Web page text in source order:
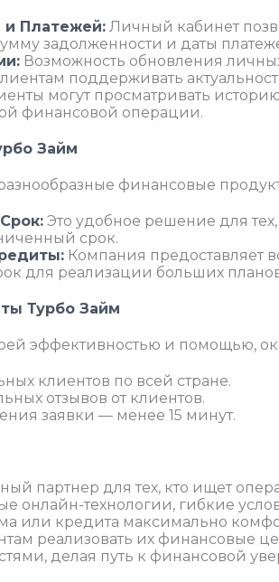
и Платежей: Личный кабинет
задолженности и даты
Возможность обновления
поддерживать
могут просматривать
финансовой операции.
Займ
финансовые
Это удобное решение для
срок.
Компания предоставляет
для реализации больших
Турбо Займ
эффективностью и помощью,
клиентов по всей стране.
отзывов от клиентов.
заявки — менее 15 минут.
партнер для тех, кто ищет
онлайн-технологии, гибкие
или кредита максимально
реализовать их финансовые
делая путь к финансовой